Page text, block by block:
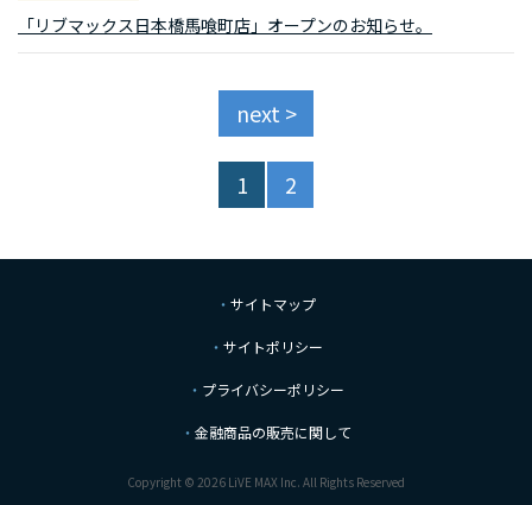
「リブマックス日本橋馬喰町店」オープンのお知らせ。
1 2
next >
サイトマップ
サイトポリシー
プライバシーポリシー
金融商品の販売に関して
Copyright © 2026 LiVE MAX Inc. All Rights Reserved